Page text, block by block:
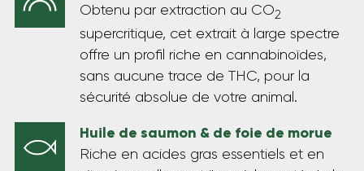
Obtenu par extraction au CO2
supercritique, cet extrait à large spectre
offre un profil riche en cannabinoïdes,
sans aucune trace de THC, pour la
sécurité absolue de votre animal.
Huile de saumon & de foie de morue
Riche en acides gras essentiels et en